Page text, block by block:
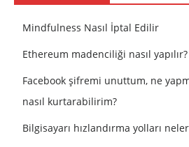
Mindfulness Nasıl İptal Edilir
Ethereum madenciliği nasıl yapılır?
Facebook şifremi unuttum, ne
nasıl kurtarabilirim?
Bilgisayarı hızlandırma yolları